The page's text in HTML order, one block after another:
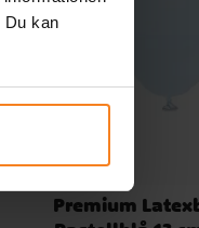
Du kan
Premium